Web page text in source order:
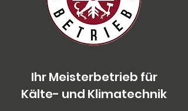
Ihr Meisterbetrieb für
Kälte- und Klimatechnik